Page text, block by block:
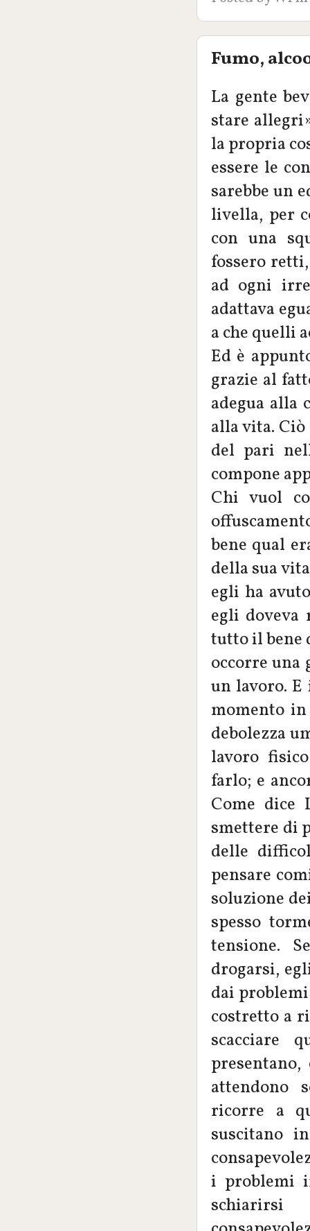
Fumo,
La gente
stare
la propria
essere le
sarebbe un
livella, per
con una
fossero
ad ogni
adattava
a che quelli
Ed è
grazie al
adegua alla
alla vita.
del pari
compone
Chi vuol
bene qual
della sua
egli ha
egli doveva
tutto il bene
occorre una
un lavoro.
momento
debolezza
lavoro
farlo; e
Come dice
smettere di
delle
pensare
soluzione
spesso
tensione.
drogarsi,
dai
costretto a
scacciare
attendono
ricorre a
suscitano
i problemi
schiarirsi